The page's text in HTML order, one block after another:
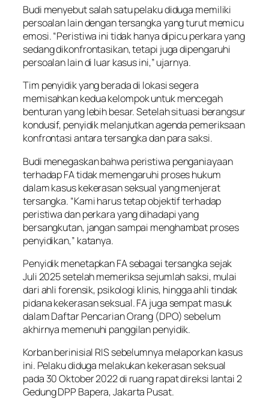
Budi menyebut salah satu pelaku diduga memiliki
persoalan lain dengan tersangka yang turut memicu
emosi. “Peristiwa ini tidak hanya dipicu perkara yang
sedang dikonfrontasikan, tetapi juga dipengaruhi
persoalan lain di luar kasus ini,” ujarnya.
Tim penyidik yang berada di lokasi segera
memisahkan kedua kelompok untuk mencegah
benturan yang lebih besar. Setelah situasi berangsur
kondusif, penyidik melanjutkan agenda pemeriksaan
konfrontasi antara tersangka dan para saksi.
Budi menegaskan bahwa peristiwa penganiayaan
terhadap FA tidak memengaruhi proses hukum
dalam kasus kekerasan seksual yang menjerat
tersangka. “Kami harus tetap objektif terhadap
peristiwa dan perkara yang dihadapi yang
bersangkutan, jangan sampai menghambat proses
penyidikan,” katanya.
Penyidik menetapkan FA sebagai tersangka sejak
Juli 2025 setelah memeriksa sejumlah saksi, mulai
dari ahli forensik, psikologi klinis, hingga ahli tindak
pidana kekerasan seksual. FA juga sempat masuk
dalam Daftar Pencarian Orang (DPO) sebelum
akhirnya memenuhi panggilan penyidik.
Korban berinisial RIS sebelumnya melaporkan kasus
ini. Pelaku diduga melakukan kekerasan seksual
pada 30 Oktober 2022 di ruang rapat direksi lantai 2
Gedung DPP Bapera, Jakarta Pusat.